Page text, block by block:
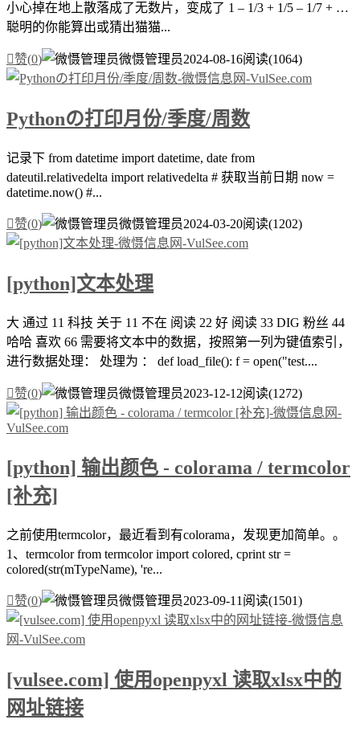
小心掉在地上散落成了无数片，变成了 1 – 1/3 + 1/5 – 1/7 + …
聪明的你能算出或猜出猫猫...
赞(0) 微慑管理员2024-08-16阅读(1064)
Pythonの打印月份/季度/周数
记录下 from datetime import datetime, date from
dateutil.relativedelta import relativedelta # 获取当前日期 now =
datetime.now() #...
赞(0) 微慑管理员2024-03-20阅读(1202)
[python]文本处理
大 通过 11 科技 关于 11 不在 阅读 22 好 阅读 33 DIG 粉丝 44
哈哈 喜欢 66 需要将文本中的数据，按照第一列为键值索引，
进行数据处理： 处理为 ： def load_file(): f = open("test....
赞(0) 微慑管理员2023-12-12阅读(1272)
[python] 输出颜色 - colorama / termcolor
[补充]
之前使用termcolor，最近看到有colorama，发现更加简单。。
1、termcolor from termcolor import colored, cprint str =
colored(str(mTypeName), 're...
赞(0) 微慑管理员2023-09-11 阅读(1501)
[vulsee.com] 使用openpyxl 读取xlsx中的
网址链接